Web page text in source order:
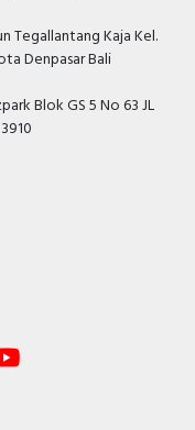
Tegallantang Kaja Kel.
Denpasar Bali
Blok GS 5 No 63 JL